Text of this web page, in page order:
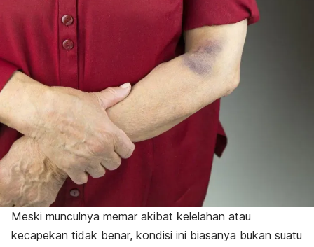
Meski munculnya memar akibat kelelahan atau
kecapekan tidak benar, kondisi ini biasanya bukan suatu